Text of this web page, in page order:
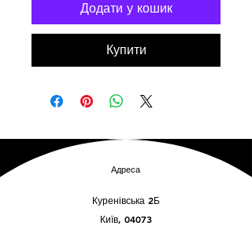
Додати у кошик
Купити
Адреса
Куренівська 2Б
Київ, 04073